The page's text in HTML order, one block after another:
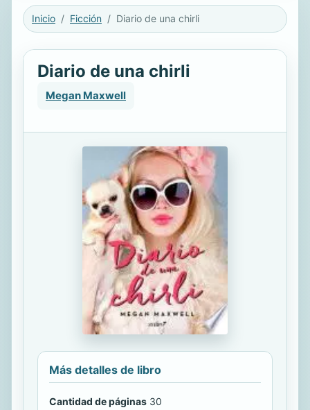
Inicio Ficción Diario de una chirli
Diario de una chirli
Megan Maxwell
Más detalles de libro
Cantidad de páginas 30